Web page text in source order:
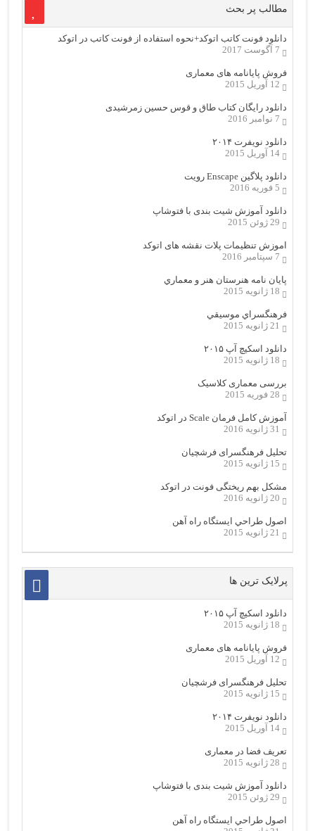
مطالب پر بحث
دانلود فونت کاتب اتوکد+نحوه استفاده از فونت کاتب در اتوکد
7 آگوست 2017
فروش پایانامه های معماری
12 آوریل 2015
دانلود رایگان کتاب طاق و قوس حسین زمرشیدی
7 نوامبر 2016
دانلود نویفرت ۲۰۱۴
14 آوریل 2015
دانلود پلاگین Enscape رویت
5 فوریه 2016
دانلود آموزش شیت بندی با فتوشاپ
29 ژوئن 2015
اموزش تنظیمات پلات نقشه های اتوکد
7 سپتامبر 2016
پایان نامه هنرستان هنر و معماري
18 ژانویه 2015
فرهنگسراي موسيقي
21 ژانویه 2015
دانلود اسکیچ آپ ۲۰۱۵
18 ژانویه 2015
بررسی معماری کلاسیک
28 فوریه 2015
آموزش کامل فرمان Scale در اتوکد
31 ژانویه 2016
تحلیل فرهنگسرای فرشچیان
15 ژانویه 2015
مشکل بهم ریختگی فونت در اتوکد
20 ژانویه 2016
اصول طراحي ایستگاه راه آهن
21 ژانویه 2015
پرلایک ترین ها
دانلود اسکیچ آپ ۲۰۱۵
18 ژانویه 2015
فروش پایانامه های معماری
12 آوریل 2015
تحلیل فرهنگسرای فرشچیان
15 ژانویه 2015
دانلود نویفرت ۲۰۱۴
14 آوریل 2015
تعریف فضا در معماری
28 ژانویه 2015
دانلود آموزش شیت بندی با فتوشاپ
29 ژوئن 2015
اصول طراحي ایستگاه راه آهن